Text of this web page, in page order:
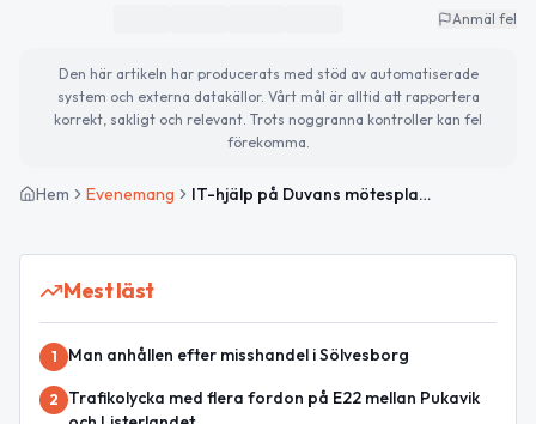
Anmäl fel
Den här artikeln har producerats med stöd av automatiserade
system och externa datakällor. Vårt mål är alltid att rapportera
korrekt, sakligt och relevant. Trots noggranna kontroller kan fel
förekomma.
Hem Evenemang IT-hjälp på Duvans mötesplats
Mest läst
1 Man anhållen efter misshandel i Sölvesborg
2
Trafikolycka med flera fordon på E22 mellan Pukavik